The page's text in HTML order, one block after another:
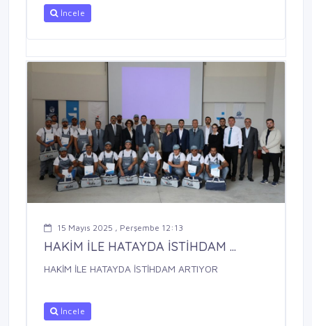
İncele
15 Mayıs 2025 , Perşembe 12:13
HAKİM İLE HATAYDA İSTİHDAM ...
HAKİM İLE HATAYDA İSTİHDAM ARTIYOR
İncele